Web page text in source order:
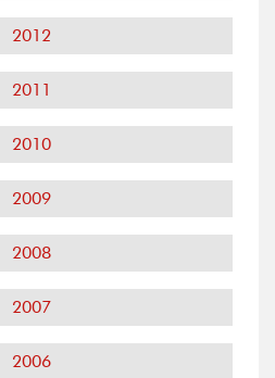
2012
2011
2010
2009
2008
2007
2006